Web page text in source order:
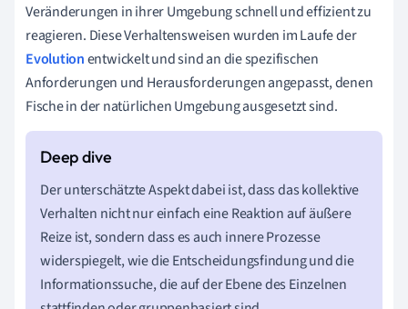
Veränderungen in ihrer Umgebung schnell und effizient zu
reagieren. Diese Verhaltensweisen wurden im Laufe der
Evolutionentwickelt und sind an die spezifischen
Anforderungen und Herausforderungen angepasst, denen
Fische in der natürlichen Umgebung ausgesetzt sind.
Der unterschätzte Aspekt dabei ist, dass das kollektive
Verhalten nicht nur einfach eine Reaktion auf äußere
Reize ist, sondern dass es auch innere Prozesse
widerspiegelt, wie die Entscheidungsfindung und die
Informationssuche, die auf der Ebene des Einzelnen